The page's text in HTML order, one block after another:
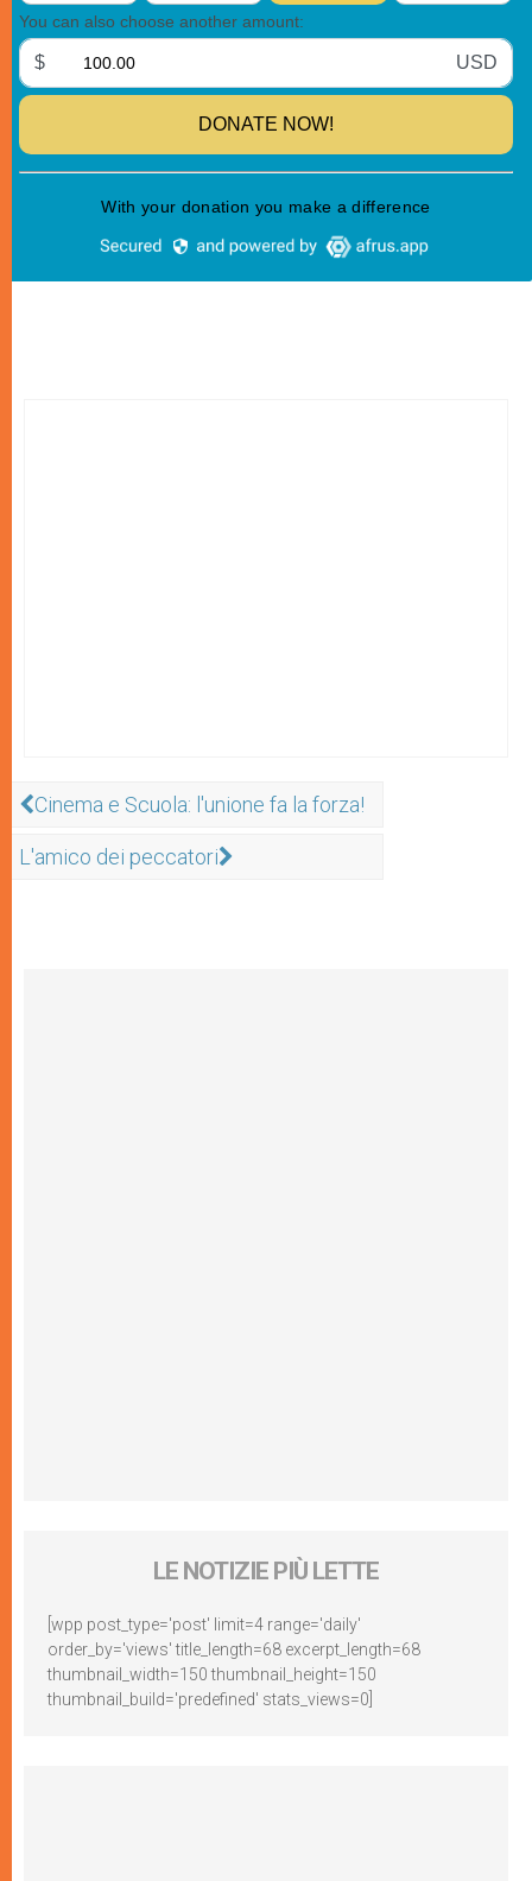
Cinema e Scuola: l'unione fa la forza!
L'amico dei peccatori
LE NOTIZIE PIÙ LETTE
[wpp post_type='post' limit=4 range='daily'
order_by='views' title_length=68 excerpt_length=68
thumbnail_width=150 thumbnail_height=150
thumbnail_build='predefined' stats_views=0]